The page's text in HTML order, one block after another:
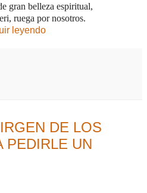
gran belleza espiritual,
ruega por nosotros.
leyendo
DE LOS
PEDIRLE UN